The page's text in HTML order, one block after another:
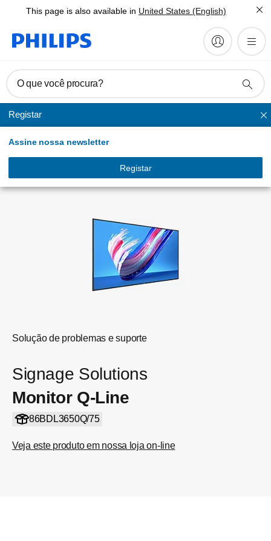
This page is also available in United States (English)
O que você procura?
Registar
Assine nossa newsletter
Registar
Sem mapa
Solução de problemas e suporte
Signage Solutions
Monitor Q-Line
86BDL3650Q/75
Veja este produto em nossa loja on-line